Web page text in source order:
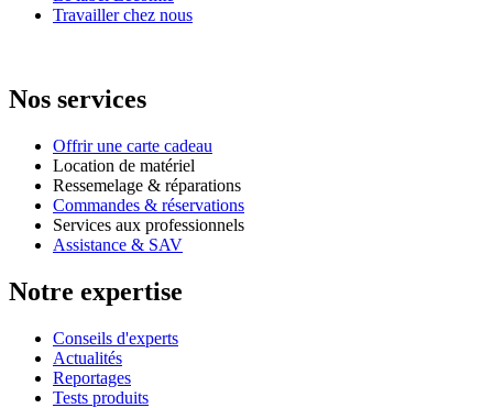
Travailler chez nous
Nos services
Offrir une carte cadeau
Location de matériel
Ressemelage & réparations
Commandes & réservations
Services aux professionnels
Assistance & SAV
Notre expertise
Conseils d'experts
Actualités
Reportages
Tests produits